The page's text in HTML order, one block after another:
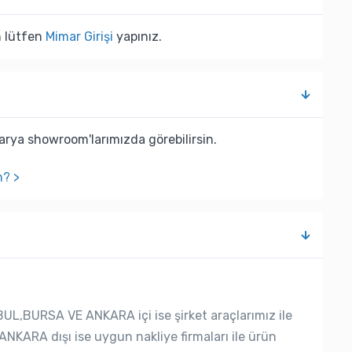
lütfen Mimar Girişi yapınız.
showroom'larımızda görebilirsin.
>
VE ANKARA içi ise şirket araçlarımız ile
dışı ise uygun nakliye firmaları ile ürün